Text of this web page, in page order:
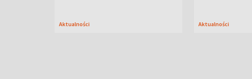
Aktualności Aktualności